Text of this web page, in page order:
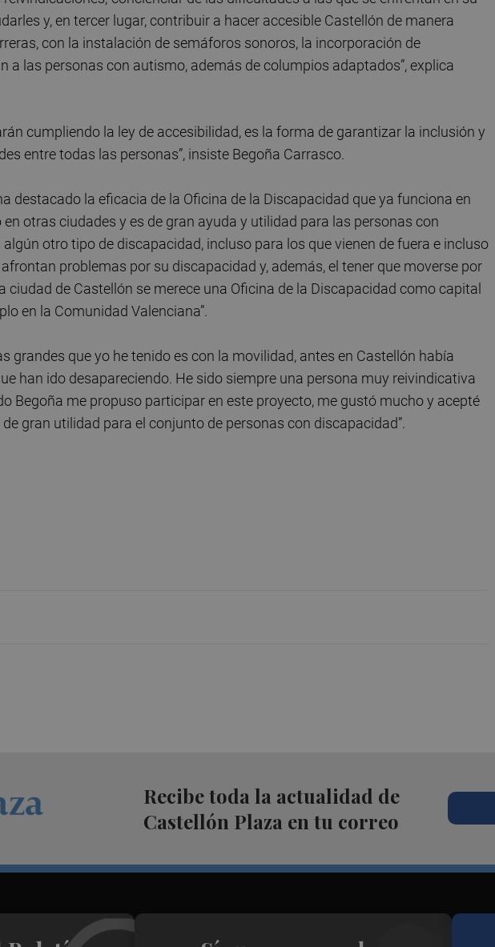
y, en tercer lugar, contribuir a hacer accesible Castellón de manera
con la instalación de semáforos sonoros, la incorporación de
a las personas con autismo, además de columpios adaptados”, explica
cumpliendo la ley de accesibilidad, es la forma de garantizar la inclusión y
entre todas las personas”, insiste Begoña Carrasco.
destacado la eficacia de la Oficina de la Discapacidad que ya funciona en
otras ciudades y es de gran ayuda y utilidad para las personas con
otro tipo de discapacidad, incluso para los que vienen de fuera e incluso
problemas por su discapacidad y, además, el tener que moverse por
ciudad de Castellón se merece una Oficina de la Discapacidad como capital
en la Comunidad Valenciana”.
grandes que yo he tenido es con la movilidad, antes en Castellón había
han ido desapareciendo. He sido siempre una persona muy reivindicativa
Begoña me propuso participar en este proyecto, me gustó mucho y acepté
gran utilidad para el conjunto de personas con discapacidad”.
Recibe toda la actualidad de
Castellón Plaza en tu correo